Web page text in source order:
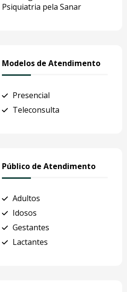
Psiquiatria pela Sanar
Modelos de Atendimento
Presencial
Teleconsulta
Público de Atendimento
Adultos
Idosos
Gestantes
Lactantes